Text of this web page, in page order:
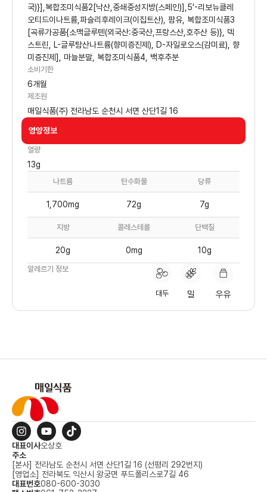
국)}],복합조미식품2[낙산,중쇄중성지방(스페인)],5'-리보뉴클레
오티드이나트륨,파슬리후레이크(이집트산), 팜유, 복합조미식품3
[곡류가공품{소맥글루텐(외국산:중국산,프랑스산,호주산 등)}, 덱
스트린, L-글루탐산나트륨(향미증진제), D-자일로오스(감미료), 향
미증진제], 마늘분말, 복합조미식품4, 백후추분
소비기한
6개월
제조원
매일식품(주) 전라남도 순천시 서면 산단1길 16
영양정보
열량
13g
나트륨 탄수화물 당류
1,700mg 72g 7g
지방 콜레스테롤 단백질
20g 0mg 10g
알레르기 정보
대두 밀 우유
대표이사오상호
주소
[본사] 전라남도 순천시 서면 산단1길 16 (선평리 292번지)
[영업소] 전라북도 익산시 왕궁면 푸드폴리스로7길 46
대표번호080-600-3030